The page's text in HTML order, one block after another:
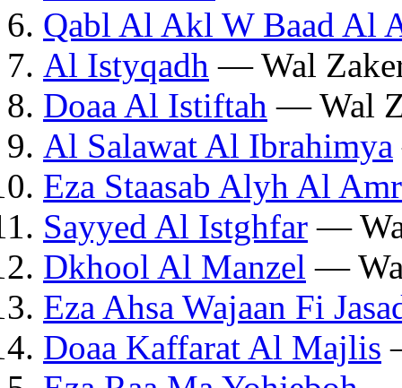
Qabl Al Akl W Baad Al
Al Istyqadh — Wal
Doaa Al Istiftah — Wal
Al Salawat Al Ibrahimya
Eza Staasab Alyh Al Amr
Sayyed Al Istghfar —
Dkhool Al Manzel —
Eza Ahsa Wajaan Fi
Doaa Kaffarat Al Majlis